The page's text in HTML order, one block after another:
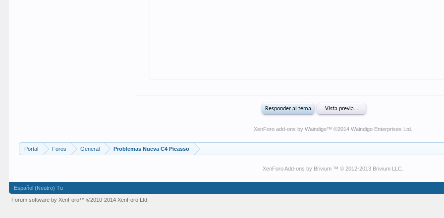
XenForo add-ons by Waindigo™ ©2014 Waindigo Enterprises Ltd
Portal Foros General Problemas Nueva C4 Picasso
XenForo Add-ons by Brivium ™ © 2012-2013 Brivium LLC.
Español (Neutro) Tu
Forum software by XenForo™©2010-2014 XenForo Ltd.